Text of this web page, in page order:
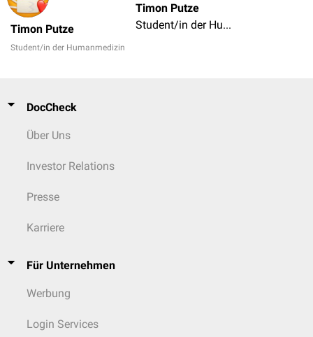
Timon Putze
Student/in der Humanmedizin
Timon Putze
Student/in der Humanmedizin
DocCheck
Über Uns
Investor Relations
Presse
Karriere
Für Unternehmen
Werbung
Login Services